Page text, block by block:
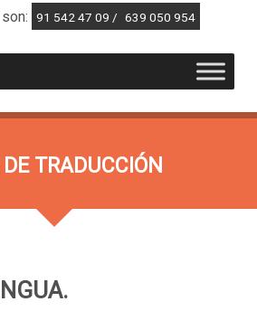
91 542 47 09 / 639 050 954
DE TRADUCCIÓN